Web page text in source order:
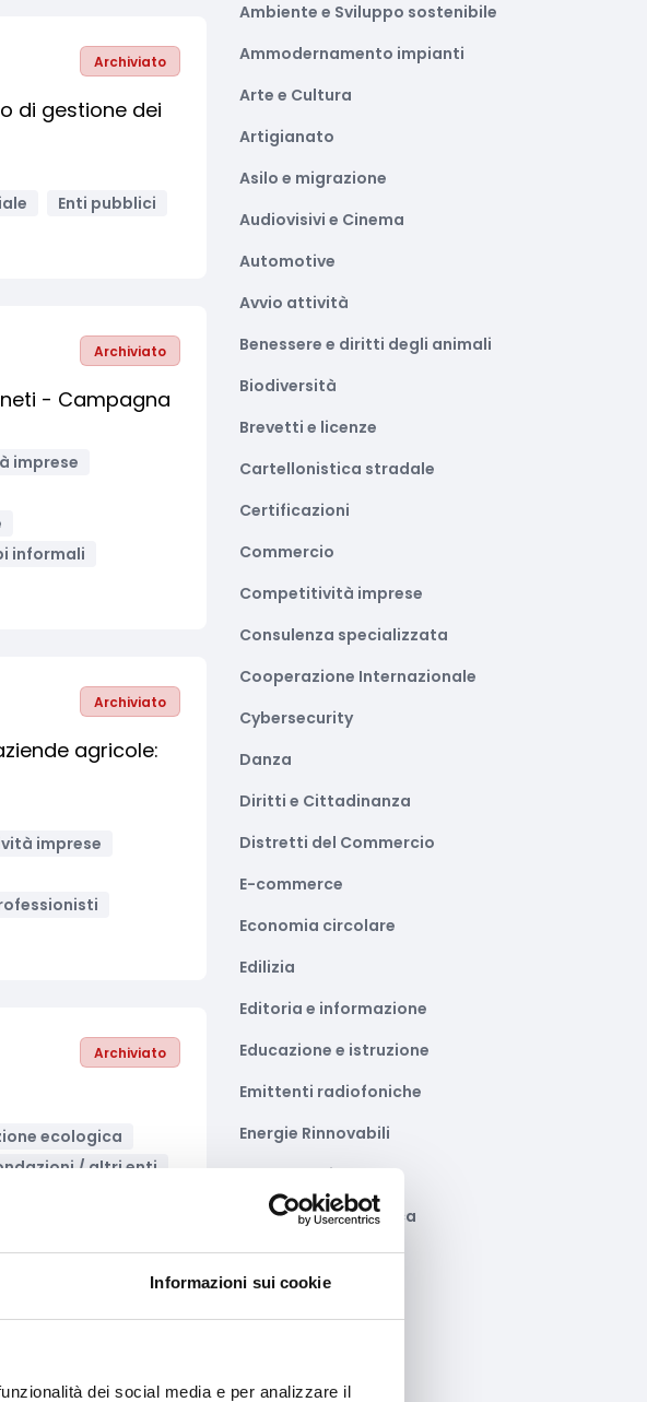
Informazioni sui cookie
dei social media e per analizzare il
Archiviato
di gestione dei
Enti pubblici
Archiviato
- Campagna
imprese
informali
Archiviato
agricole:
imprese
Archiviato
ecologica
/ altri enti
Archiviato
Ambiente e Sviluppo sostenibile
Ammodernamento impianti
Arte e Cultura
Artigianato
Asilo e migrazione
Audiovisivi e Cinema
Automotive
Avvio attività
Benessere e diritti degli animali
Biodiversità
Brevetti e licenze
Cartellonistica stradale
Certificazioni
Commercio
Competitività imprese
Consulenza specializzata
Cooperazione Internazionale
Cybersecurity
Danza
Diritti e Cittadinanza
Distretti del Commercio
E-commerce
Economia circolare
Edilizia
Editoria e informazione
Educazione e istruzione
Emittenti radiofoniche
Energie Rinnovabili
Farmaceutico
Farmacia e/o chimica
Fashion
Formazione e lavoro